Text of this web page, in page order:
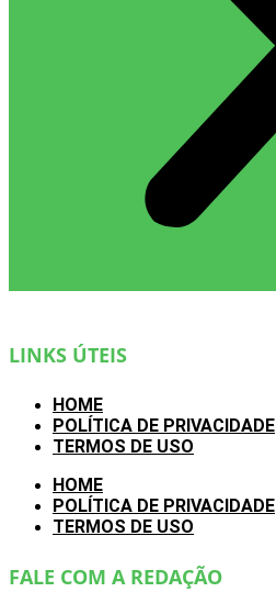
LINKS ÚTEIS
HOME
POLÍTICA DE PRIVACIDADE
TERMOS DE USO
HOME
POLÍTICA DE PRIVACIDADE
TERMOS DE USO
FALE COM A REDAÇÃO